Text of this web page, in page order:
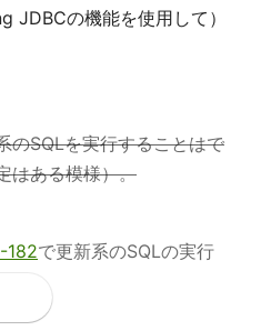
JDBCの機能を使用して）
のSQLを実行することはで
はある模様）。
182で更新系のSQLの実行